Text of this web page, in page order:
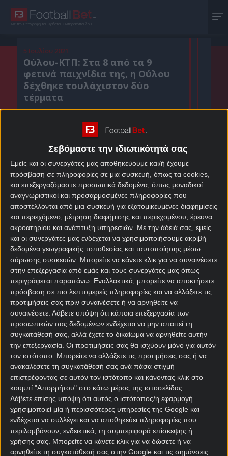
Σεβόμαστε την ιδιωτικότητά σας
Εμείς και οι συνεργάτες μας αποθηκεύουμε και/ή έχουμε
πρόσβαση σε πληροφορίες σε μια συσκευή, όπως τα cookies,
και επεξεργαζόμαστε προσωπικά δεδομένα, όπως μοναδικοί
αναγνωριστικοί και προσαρμοσμένες πληροφορίες που
αποστέλλονται από μια συσκευή για εξατομικευμένες διαφημίσεις
και περιεχόμενο, μέτρηση διαφήμισης και περιεχομένου, έρευνα
ακροατηρίου και ανάπτυξη υπηρεσιών. Με την άδειά σας, εμείς
και οι συνεργάτες μας ενδέχεται να χρησιμοποιήσουμε ακριβή
δεδομένα γεωγραφικής τοποθεσίας και ταυτοποίησης μέσω
σάρωσης συσκευών. Μπορείτε να κάνετε κλικ για να συναινέσετε
στην επεξεργασία από εμάς και τους συνεργάτες μας όπως
περιγράφεται παραπάνω. Εναλλακτικά, μπορείτε να αποκτήσετε
πρόσβαση σε πιο λεπτομερείς πληροφορίες και να αλλάξετε τις
προτιμήσεις σας πριν συναινέσετε ή να αρνηθείτε να
συναινέσετε. Λάβετε υπόψη ότι κάποια επεξεργασία των
προσωπικών σας δεδομένων ενδέχεται να μην απαιτεί τη
συγκατάθεσή σας, αλλά έχετε το δικαίωμα να αρνηθείτε αυτήν
την επεξεργασία. Οι προτιμήσεις σας θα ισχύουν μόνο για αυτόν
τον ιστότοπο. Μπορείτε να αλλάξετε τις προτιμήσεις σας ή να
ανακαλέσετε τη συγκατάθεσή σας ανά πάσα στιγμή
επιστρέφοντας σε αυτόν τον ιστότοπο και κάνοντας κλικ στο
κουμπί "Απορρήτου" στο κάτω μέρος της ιστοσελίδας.
Λάβετε επίσης υπόψη ότι αυτός ο ιστότοπος/η εφαρμογή
χρησιμοποιεί μία ή περισσότερες υπηρεσίες της Google και
ενδέχεται να συλλέγει και να αποθηκεύει πληροφορίες που
περιλαμβάνουν, ενδεικτικά, τη συμπεριφορά επίσκεψης ή
χρήσης σας. Μπορείτε να κάνετε κλικ για να δώσετε ή να
αρνηθείτε τη συγκατάθεσή σας στην Google και τις σημάνσεις
Με την υπογραφή του Χρήστου Σωτηρακόπουλου
5 Ιουλίου 2021
Ούλου-ΚΤΠ: Στα 8 από τα 9
φετινά παιχνίδια της, η Ούλου
δέχθηκε τουλάχιστον δύο
τέρματα
Κοιν. :
Πρόσθεσε το Footballbet.gr στην Google
ΣΤΟΙΧΗΜΑΤΙΚΕΣ ΠΡΟΣΦΟΡΕΣ *
Αρχική Σελίδα
Χρήστος Σωτηρακόπουλος
Προγνωστικά
Βαθμολογίες - Στατιστικά
Κουπόνι
Πρόγραμμα TV
Προσφορές*
Για όλες τιςΠροσφορές: *Ισχύουν όροι και